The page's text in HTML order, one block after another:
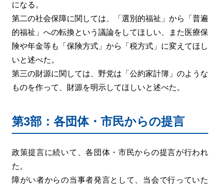
になる。
第二の社会保障に関しては、「選別的福祉」から「普遍
的福祉」への転換という議論をしてほしい、また医療保
険や年金等も「保険方式」から「税方式」に変えてほし
いと述べた。
第三の財源に関しては、野党は「公約家計簿」のような
ものを作って、財源を明示してほしいと述べた。
第3部：各団体・市民からの提言
政策提言に続いて、各団体・市民からの提言が行われ
た。
障がい者からの当事者発言として、当会で行っていた